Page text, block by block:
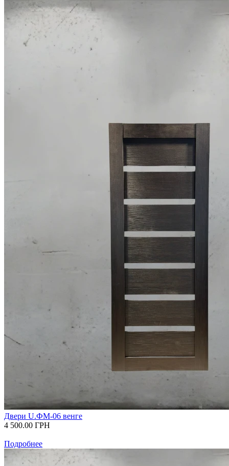
Двери U.ФМ-06 венге
4 500.00 ГРН
Подробнее